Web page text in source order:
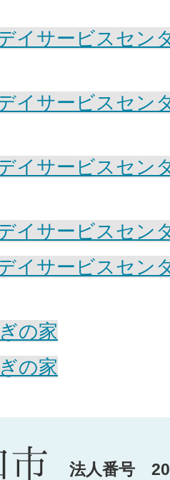
イサービスセン
イサービスセン
イサービスセン
イサービスセン
イサービスセン
の家
の家
法人番号